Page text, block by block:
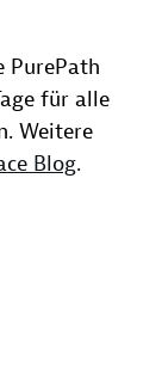
PurePath
für alle
Weitere
Blog.